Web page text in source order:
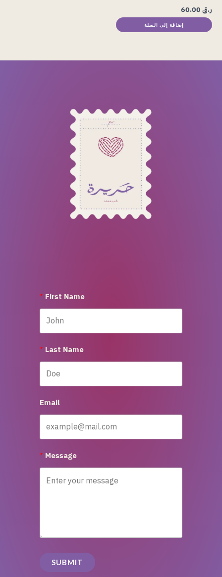
ر.ق
إضافة إلى السلة
First Name
Last Name
Email
Message
SUBMIT